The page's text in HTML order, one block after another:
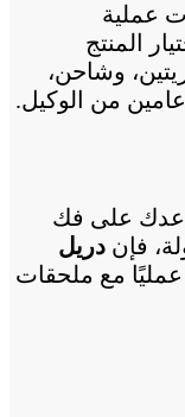
عملية
المنتج
وشاحن،
من الوكيل.
على فك
فإن دريل
عمليًا مع ملحقات